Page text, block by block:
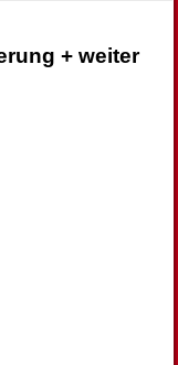
+ weiter